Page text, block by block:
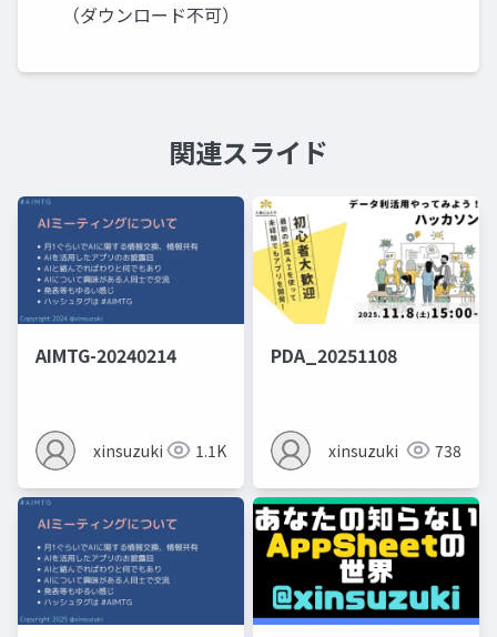
（ダウンロード不可）
関連スライド
AIMTG-20240214
xinsuzuki 1.1K
PDA_20251108
xinsuzuki 738